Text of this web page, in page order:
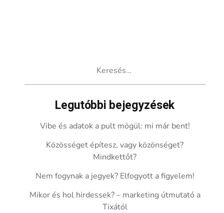
Legutóbbi bejegyzések
Vibe és adatok a pult mögül: mi már bent!
Közösséget építesz, vagy közönséget?
Mindkettőt?
Nem fogynak a jegyek? Elfogyott a figyelem!
Mikor és hol hirdessek? – marketing útmutató a
Tixától